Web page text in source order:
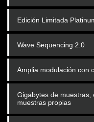
Edición Limitada
Wave Sequencing 2.0
Amplia modulación con
Gigabytes de muestras,
muestras propias